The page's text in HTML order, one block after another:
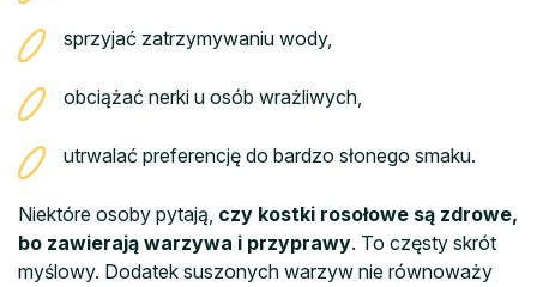
sprzyjać zatrzymywaniu wody,
obciążać nerki u osób wrażliwych,
utrwalać preferencję do bardzo słonego smaku.
Niektóre osoby pytają, czy kostki rosołowe są zdrowe,
bo zawierają warzywa i przyprawy. To częsty skrót
myślowy. Dodatek suszonych warzyw nie równoważy